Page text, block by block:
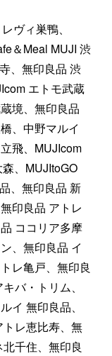
ヴィ巣鴨、
＆Meal MUJI 渋
、無印良品 渋
エトモ武蔵
境、無印良品
、中野マルイ
飛、MUJIcom
、MUJItoGO
、無印良品 新
印良品 アトレ
ココリア多摩
、無印良品 イ
レ亀戸、無印良
バ・トリム、
イ 無印良品、
レ恵比寿、無
千住、無印良